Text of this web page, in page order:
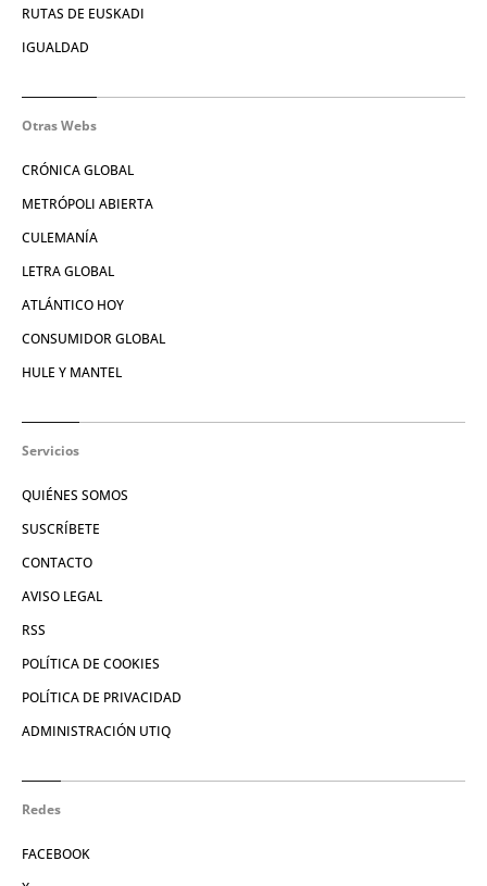
RUTAS DE EUSKADI
IGUALDAD
Otras Webs
CRÓNICA GLOBAL
METRÓPOLI ABIERTA
CULEMANÍA
LETRA GLOBAL
ATLÁNTICO HOY
CONSUMIDOR GLOBAL
HULE Y MANTEL
Servicios
QUIÉNES SOMOS
SUSCRÍBETE
CONTACTO
AVISO LEGAL
RSS
POLÍTICA DE COOKIES
POLÍTICA DE PRIVACIDAD
ADMINISTRACIÓN UTIQ
Redes
FACEBOOK